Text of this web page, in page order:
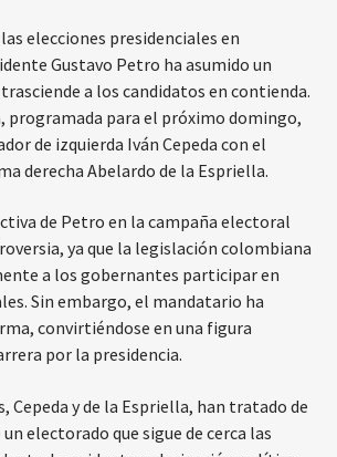
elecciones presidenciales en
Gustavo Petro ha asumido un
a los candidatos en contienda.
programada para el próximo domingo,
de izquierda Iván Cepeda con el
derecha Abelardo de la Espriella.
de Petro en la campaña electoral
ya que la legislación colombiana
a los gobernantes participar en
Sin embargo, el mandatario ha
convirtiéndose en una figura
por la presidencia.
Cepeda y de la Espriella, han tratado de
electorado que sigue de cerca las